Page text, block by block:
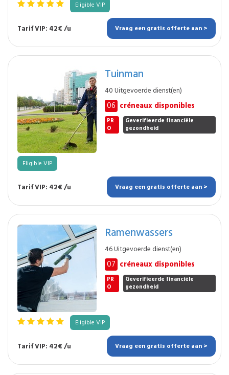
Eligible VIP
Tarif VIP: 42€ /u Vraag een gratis offerte aan >
Tuinman
40 Uitgevoerde dienst(en)
06 créneaux disponibles
PR
O
Geverifieerde financiële
gezondheid
Eligible VIP
Tarif VIP: 42€ /u Vraag een gratis offerte aan >
Ramenwassers
46 Uitgevoerde dienst(en)
07 créneaux disponibles
PR
O
Geverifieerde financiële
gezondheid
Eligible VIP
Tarif VIP: 42€ /u Vraag een gratis offerte aan >